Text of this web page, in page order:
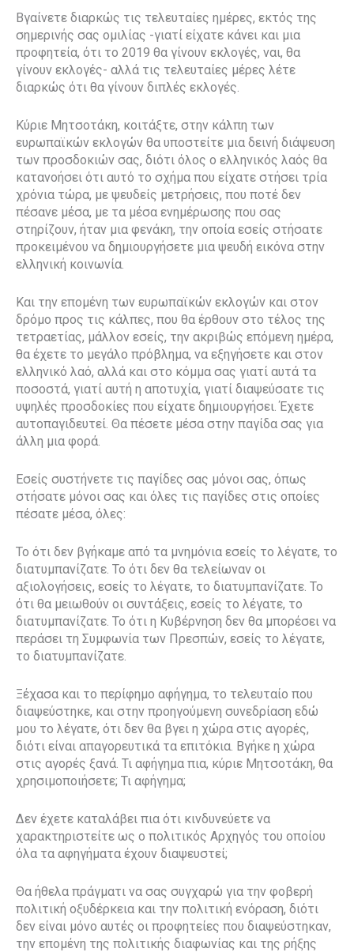
Βγαίνετε διαρκώς τις τελευταίες ημέρες, εκτός της
σημερινής σας ομιλίας -γιατί είχατε κάνει και μια
προφητεία, ότι το 2019 θα γίνουν εκλογές, ναι, θα
γίνουν εκλογές- αλλά τις τελευταίες μέρες λέτε
διαρκώς ότι θα γίνουν διπλές εκλογές.
Κύριε Μητσοτάκη, κοιτάξτε, στην κάλπη των
ευρωπαϊκών εκλογών θα υποστείτε μια δεινή διάψευση
των προσδοκιών σας, διότι όλος ο ελληνικός λαός θα
κατανοήσει ότι αυτό το σχήμα που είχατε στήσει τρία
χρόνια τώρα, με ψευδείς μετρήσεις, που ποτέ δεν
πέσανε μέσα, με τα μέσα ενημέρωσης που σας
στηρίζουν, ήταν μια φενάκη, την οποία εσείς στήσατε
προκειμένου να δημιουργήσετε μια ψευδή εικόνα στην
ελληνική κοινωνία.
Και την επομένη των ευρωπαϊκών εκλογών και στον
δρόμο προς τις κάλπες, που θα έρθουν στο τέλος της
τετραετίας, μάλλον εσείς, την ακριβώς επόμενη ημέρα,
θα έχετε το μεγάλο πρόβλημα, να εξηγήσετε και στον
ελληνικό λαό, αλλά και στο κόμμα σας γιατί αυτά τα
ποσοστά, γιατί αυτή η αποτυχία, γιατί διαψεύσατε τις
υψηλές προσδοκίες που είχατε δημιουργήσει. Έχετε
αυτοπαγιδευτεί. Θα πέσετε μέσα στην παγίδα σας για
άλλη μια φορά.
Εσείς συστήνετε τις παγίδες σας μόνοι σας, όπως
στήσατε μόνοι σας και όλες τις παγίδες στις οποίες
πέσατε μέσα, όλες:
Το ότι δεν βγήκαμε από τα μνημόνια εσείς το λέγατε, το
διατυμπανίζατε. Το ότι δεν θα τελείωναν οι
αξιολογήσεις, εσείς το λέγατε, το διατυμπανίζατε. Το
ότι θα μειωθούν οι συντάξεις, εσείς το λέγατε, το
διατυμπανίζατε. Το ότι η Κυβέρνηση δεν θα μπορέσει να
περάσει τη Συμφωνία των Πρεσπών, εσείς το λέγατε,
το διατυμπανίζατε.
Ξέχασα και το περίφημο αφήγημα, το τελευταίο που
διαψεύστηκε, και στην προηγούμενη συνεδρίαση εδώ
μου το λέγατε, ότι δεν θα βγει η χώρα στις αγορές,
διότι είναι απαγορευτικά τα επιτόκια. Βγήκε η χώρα
στις αγορές ξανά. Τι αφήγημα πια, κύριε Μητσοτάκη, θα
χρησιμοποιήσετε; Τι αφήγημα;
Δεν έχετε καταλάβει πια ότι κινδυνεύετε να
χαρακτηριστείτε ως ο πολιτικός Αρχηγός του οποίου
όλα τα αφηγήματα έχουν διαψευστεί;
Θα ήθελα πράγματι να σας συγχαρώ για την φοβερή
πολιτική οξυδέρκεια και την πολιτική ενόραση, διότι
δεν είναι μόνο αυτές οι προφητείες που διαψεύστηκαν,
την επομένη της πολιτικής διαφωνίας και της ρήξης